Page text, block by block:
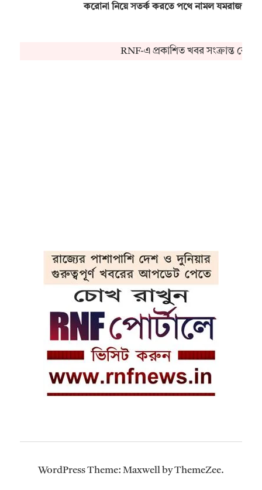
করোনা নিয়ে সতর্ক করতে পথে নামল যমরাজ
RNF-এ প্রকাশিত খবর সংক্রান্ত
WordPress Theme: Maxwell by ThemeZee.